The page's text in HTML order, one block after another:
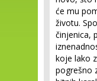
će mu
životu.
činjenica,
koje lako
pogrešno